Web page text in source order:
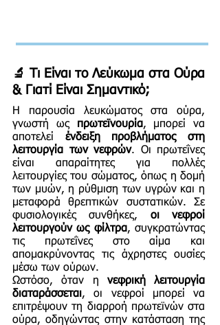
🔬 Τι Είναι το Λεύκωμα στα Ούρα
& Γιατί Είναι Σημαντικό;
Η παρουσία λευκώματος στα ούρα,
γνωστή ως πρωτεϊνουρία, μπορεί να
αποτελεί ένδειξη προβλήματος στη
λειτουργία των νεφρών. Οι πρωτεΐνες
είναι απαραίτητες για πολλές
λειτουργίες του σώματος, όπως η δομή
των μυών, η ρύθμιση των υγρών και η
μεταφορά θρεπτικών συστατικών. Σε
φυσιολογικές συνθήκες, οι νεφροί
λειτουργούν ως φίλτρα, συγκρατώντας
τις πρωτεΐνες στο αίμα και
απομακρύνοντας τις άχρηστες ουσίες
μέσω των ούρων.
Ωστόσο, όταν η νεφρική λειτουργία
διαταράσσεται, οι νεφροί μπορεί να
επιτρέψουν τη διαρροή πρωτεϊνών στα
ούρα, οδηγώντας στην κατάσταση της